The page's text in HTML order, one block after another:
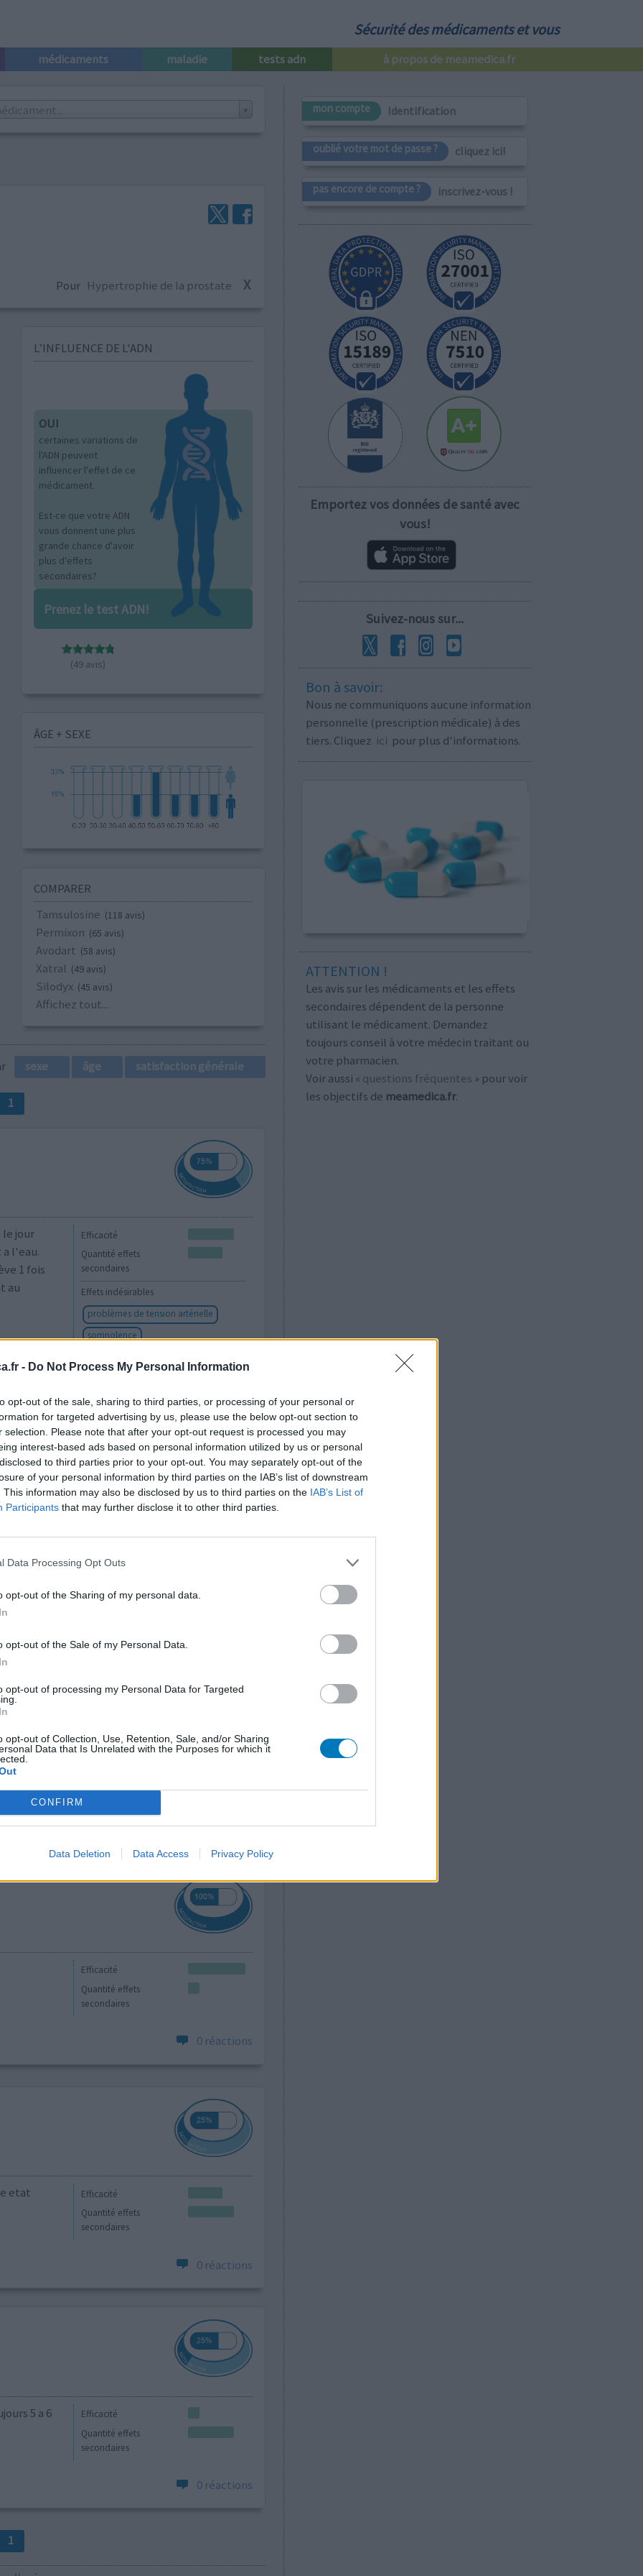
- Do Not Process My Personal Information
opt-out of the sale, sharing to third parties, or processing of your personal or
for targeted advertising by us, please use the below opt-out section to
selection. Please note that after your opt-out request is processed you may
interest-based ads based on personal information utilized by us or personal
to third parties prior to your opt-out. You may separately opt-out of the
of your personal information by third parties on the IAB’s list of downstream
This information may also be disclosed by us to third parties on the IAB’s List of
Participants that may further disclose it to other third parties.
Data Processing Opt Outs
opt-out of the Sharing of my personal data.
opt-out of the Sale of my Personal Data.
opt-out of processing my Personal Data for Targeted
opt-out of Collection, Use, Retention, Sale, and/or Sharing
Data that Is Unrelated with the Purposes for which it
CONFIRM
Data Deletion Data Access Privacy Policy
Sécurité des médicaments et vous
médicaments maladie tests adn à propos de meamedica.fr
Pour Hypertrophie de la prostate X
L’INFLUENCE DE L'ADN
OUI
certaines variations de
l'ADN peuvent
influencer l'effet de ce
médicament.
Est-ce que votre ADN
vous donnent une plus
grande chance d'avoir
plus d'effets
secondaires?
Prenez le test ADN!
(49 avis)
ÂGE + SEXE
COMPARER
Tamsulosine (118 avis)
Permixon (65 avis)
Avodart (58 avis)
Xatral (49 avis)
Silodyx (45 avis)
Affichez tout...
sexe âge satisfaction générale
1
Efficacité
Quantité effets
secondaires
Effets indésirables
problèmes de tension artérielle
somnolence
jour
l'eau.
1 fois
au
secondaires
0 réactions
Efficacité
nez-
tête.
Efficacité
Quantité effets
secondaires
0 réactions
Efficacité
Quantité effets
secondaires
etat
0 réactions
Efficacité
Quantité effets
secondaires
5 a 6
0 réactions
1
mon compte Identification
oublié votre mot de passe ? cliquez ici!
pas encore de compte ? inscrivez-vous !
Emportez vos données de santé avec
vous!
Suivez-nous sur...
Bon à savoir:
Nous ne communiquons aucune information
personnelle (prescription médicale) à des
tiers. Cliquez ici pour plus d'informations.
ATTENTION !
Les avis sur les médicaments et les effets
secondaires dépendent de la personne
utilisant le médicament. Demandez
toujours conseil à votre médecin traitant ou
votre pharmacien.
Voir aussi « questions fréquentes » pour voir
les objectifs de meamedica.fr.